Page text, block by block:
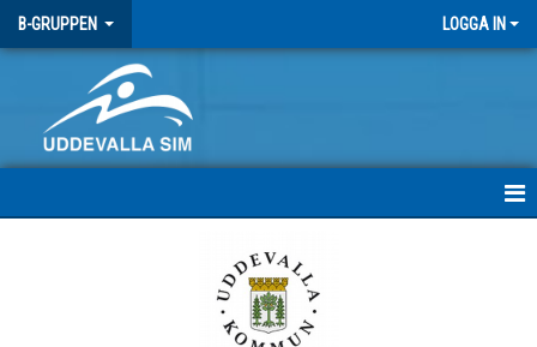
B-GRUPPEN LOGGA IN